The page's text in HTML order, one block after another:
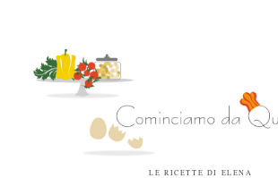
LE RICETTE DI ELENA